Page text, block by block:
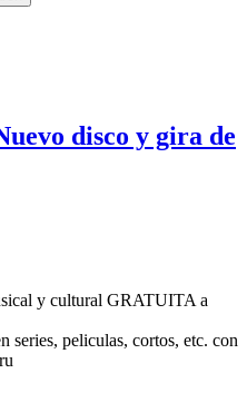
disco y gira de
y cultural GRATUITA a
series, peliculas, cortos, etc. con